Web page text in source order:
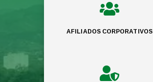

AFILIADOS CORPORATIVOS
